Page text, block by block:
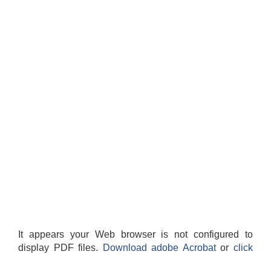
It appears your Web browser is not configured to
display PDF files.
Download adobe Acrobatorclick